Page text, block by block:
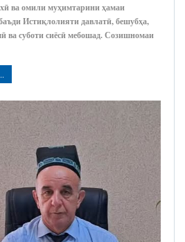
ва омили муҳимтарини ҳамаи
Истиқлолияти давлатӣ, бешубҳа,
ва суботи сиёсӣ мебошад. Созишномаи